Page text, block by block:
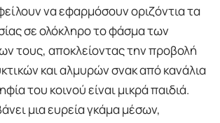
να εφαρμόσουν οριζόντια τα
σε ολόκληρο το φάσμα των
τους, αποκλείοντας την προβολή
και αλμυρών σνακ από κανάλια
του κοινού είναι μικρά παιδιά.
μια ευρεία γκάμα μέσων,